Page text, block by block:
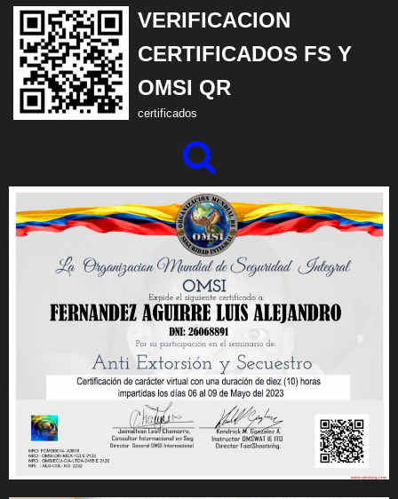
Saltar
al
contenido
VERIFICACION
CERTIFICADOS FS Y
OMSI QR
certificados